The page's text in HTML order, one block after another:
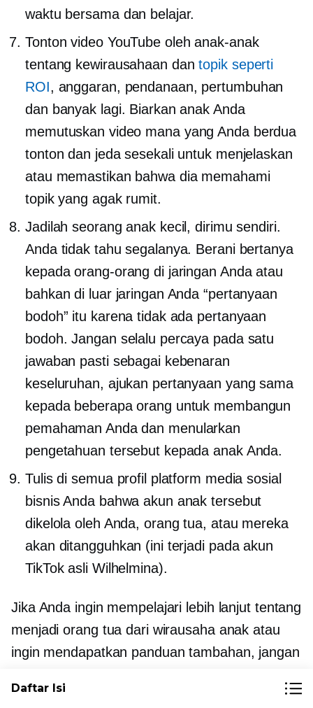
waktu bersama dan belajar.
Tonton video YouTube oleh anak-anak
tentang kewirausahaan dantopik seperti
ROI, anggaran, pendanaan, pertumbuhan
dan banyak lagi. Biarkan anak Anda
memutuskan video mana yang Anda berdua
tonton dan jeda sesekali untuk menjelaskan
atau memastikan bahwa dia memahami
topik yang agak rumit.
Jadilah seorang anak kecil, dirimu sendiri.
Anda tidak tahu segalanya. Berani bertanya
kepada orang-orang di jaringan Anda atau
bahkan di luar jaringan Anda “pertanyaan
bodoh” itu karena tidak ada pertanyaan
bodoh. Jangan selalu percaya pada satu
jawaban pasti sebagai kebenaran
keseluruhan, ajukan pertanyaan yang sama
kepada beberapa orang untuk membangun
pemahaman Anda dan menularkan
pengetahuan tersebut kepada anak Anda.
Tulis di semua profil platform media sosial
bisnis Anda bahwa akun anak tersebut
dikelola oleh Anda, orang tua, atau mereka
akan ditangguhkan (ini terjadi pada akun
TikTok asli Wilhelmina).
Jika Anda ingin mempelajari lebih lanjut tentang
menjadi orang tua dari wirausaha anak atau
ingin mendapatkan panduan tambahan, jangan
emailnya.
Daftar Isi